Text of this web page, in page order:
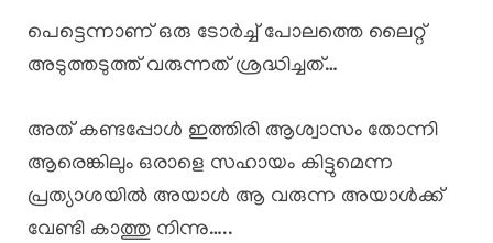
പെട്ടെന്നാണ് ഒരു ടോർച്ച് പോലത്തെ ലൈറ്റ്
അടുത്തടുത്ത് വരുന്നത് ശ്രദ്ധിച്ചത്…
അത് കണ്ടപ്പോൾ ഇത്തിരി ആശ്വാസം തോന്നി
ആരെങ്കിലും ഒരാളെ സഹായം കിട്ടുമെന്ന
പ്രത്യാശയിൽ അയാൾ ആ വരുന്ന അയാൾക്ക്
വേണ്ടി കാത്തു നിന്നു…..